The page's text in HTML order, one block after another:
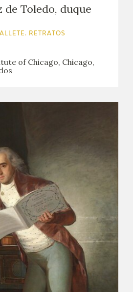
de Toledo, duque
RETRATOS
of Chicago, Chicago,